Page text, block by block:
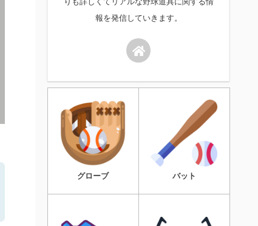
報を発信していきます。
グローブ バット